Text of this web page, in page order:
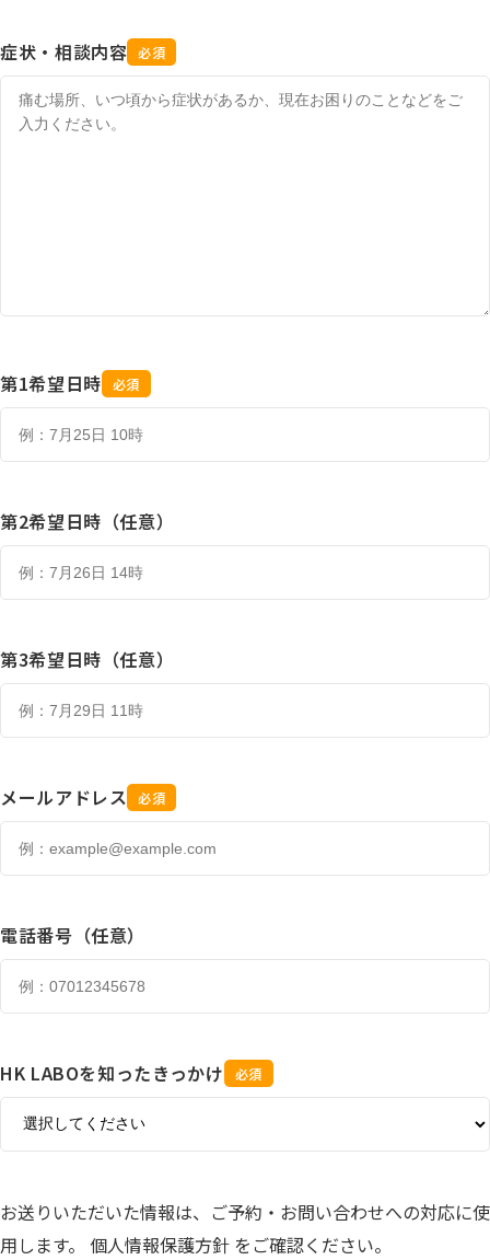
症状・相談内容 必須
第1希望日時 必須
第2希望日時（任意）
第3希望日時（任意）
メールアドレス 必須
電話番号（任意）
HK LABOを知ったきっかけ 必須
お送りいただいた情報は、ご予約・お問い合わせへの対応に使
用します。 個人情報保護方針 をご確認ください。